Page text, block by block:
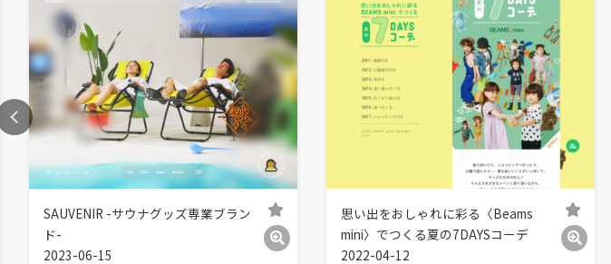
SAUVENIR -サウナグッズ専業ブラン
ド-
2023-06-15
思い出をおしゃれに彩る〈Beams
mini〉でつくる夏の7DAYSコーデ
2022-04-12